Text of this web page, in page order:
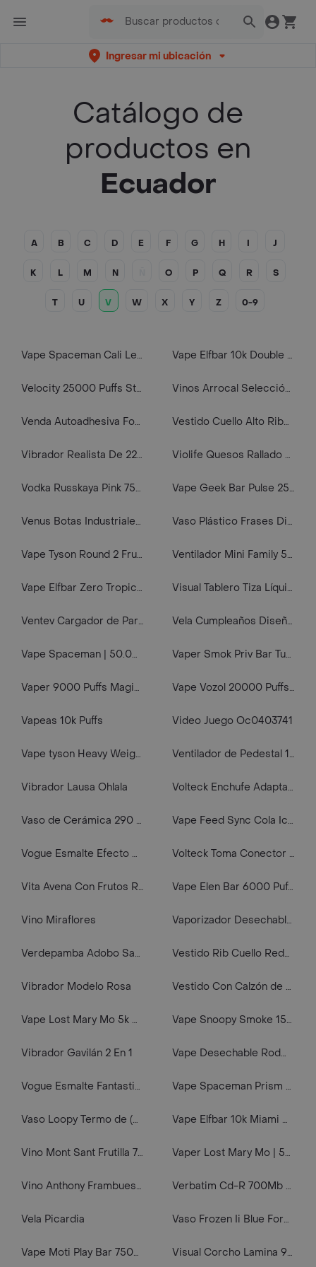
Ingresar mi ubicación
Catálogo de
productos en
Ecuador
A B C D E F G H I J
K L M N O P Q R S
T U V W X Y Z 0-9
Vape Spaceman Cali Lemonade 20000 Puffs Vape Elfbar 10k Double Mango 5% Nic. Recargable
Velocity 25000 Puffs Strawberry Mango Vinos Arrocal Selección Especial Tinto 750 Ml
Venda Autoadhesiva Fortune 4 Pulgadas Vestido Cuello Alto Ribb Gris M Roland
Vibrador Realista De 22cm Cafe Violife Quesos Rallado Sabor a Mozzarella
Vodka Russkaya Pink 750 Ml Vape Geek Bar Pulse 25k Sour Mango Pineapple
Venus Botas Industriales Talla 40 Vaso Plástico Frases Divertidas (cambian De Color)
Vape Tyson Round 2 Fruit Party 7500 Puffs Ventilador Mini Family 500mA A Miniso
Vape Elfbar Zero Tropical Raibow Blast 5000 Puffs 0% Nic Visual Tablero Tiza Líquida Para Pared 60 cm
Ventev Cargador de Pared de 18 W Usb-c a Cable Lightnin 215892 Vela Cumpleaños Diseños #2
Vape Spaceman | 50.000 Puff / 50k | White Grape Ice | 5% Nicotina Vaper Smok Priv Bar Turbo 15000 Puffs Dr. Cherry L 5%
Vaper 9000 Puffs Magic Blueberry Raspberry Rgb Light Vape Vozol 20000 Puffs Blue Razz Ice, 5% Nic.
Vapeas 10k Puffs Video Juego Oc0403741
Vape tyson Heavy Weight 7k puffs apple Melonberry 5% Nic. Ventilador de Pedestal 16
Vibrador Lausa Ohlala Volteck Enchufe Adaptador de Redondo a Plano AD-RP (500219)
Vaso de Cerámica 290 mL (Rosa) Miniso Vape Feed Sync Cola Ice 30k Puffs
Vogue Esmalte Efecto Gel Deslumbrante Volteck Toma Conector Para Polarizado 2P 15A
Vita Avena Con Frutos Rojos 1 L Vape Elen Bar 6000 Puffs Vanilla Cream
Vino Miraflores Vaporizador Desechable Vkup Strawberry Watermelon 6000 Puffs
Verdepamba Adobo Sazon Completa Doypack 200 Gr Vestido Rib Cuello Redondo Negro Talla XL Roland
Vibrador Modelo Rosa Vestido Con Calzón de Punto Azul 6 M
Vape Lost Mary Mo 5k Colombian Coffee Ice Vape Snoopy Smoke 15k Cool Mint
Vibrador Gavilán 2 En 1 Vape Desechable Rodman 9100 Puffs Sour Gummy Worm Ice
Vogue Esmalte Fantastic Amapola Vape Spaceman Prism Mint 18000 Puffs
Vaso Loopy Termo de (535 mL) Miniso Vape Elfbar 10k Miami Mint 5% Nic. Recargable
Vino Mont Sant Frutilla 750 Ml Vaper Lost Mary Mo | 5000 Puffs | Iced Peach Colada| 5% Nicotina
Vino Anthony Frambuesa 750ml Verbatim Cd-R 700Mb 80 Minutos 52X Sobre 96298
Vela Picardia Vaso Frozen Ii Blue Forest
Vape Moti Play Bar 7500 Puffs Rainbow Cloudz Visual Corcho Lamina 90 cm x 60 cm x 03 mm